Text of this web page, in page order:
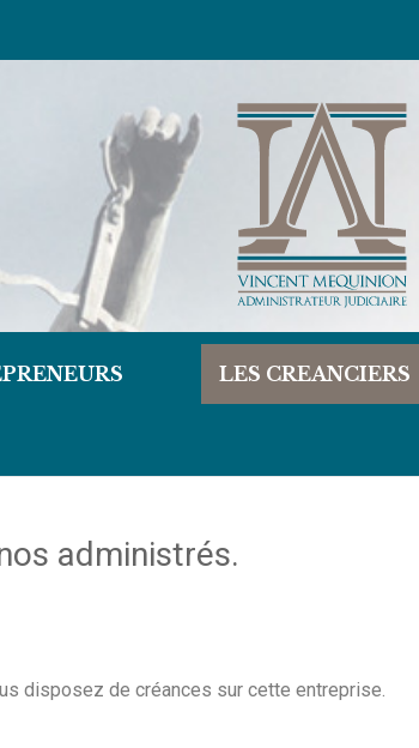
LES CREANCIERS
administrés.
disposez de créances sur cette entreprise.